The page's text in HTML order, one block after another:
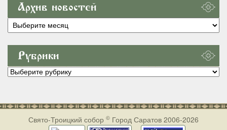
Архив новостей
Архив
новостей
Рубрики
Рубрики
Свято-Троицкий собор © Город Саратов 2006-2026